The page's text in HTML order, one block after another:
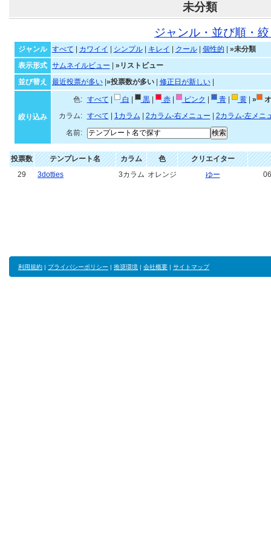
未分類
ジャンル・並び順・
ジャンル すべて カワイイ シンプル| キレイ クール| 個性的
»未分類
表示形式
サムネイルビュー
»リストビュー
並び替え
最近投票が多い| »投票数が多い| 修正日が新しい|
絞り込み
色: すべて 白 黒| 赤| ピンク 青| 黄| »
カラム:
すべて 1カラム 2カラム-右メニュー
2カラム-左メニ
名前:
投票数 テンプレート名 カラム 色
クリエイター
29
3dotties 3カラム オレンジ ゆー
利用規約 | プライバシーポリシー | 推奨環境 | 会社概要 | サイトマップ